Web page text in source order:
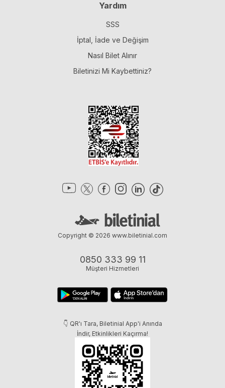
Yardım
SSS
İptal, İade ve Değişim
Nasıl Bilet Alınır
Biletinizi Mi Kaybettiniz?
0850 333 99 11
Müşteri Hizmetleri
👇 QR'ı Tara, Biletinial App'i Anında
İndir, Etkinlikleri Kaçırma!
Copyright © 2026 www.biletinial.com